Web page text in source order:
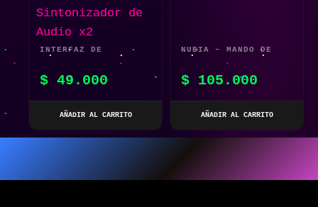
INTERFAZ DE
CONVERTIDOR PARA
$ 49.000
AÑADIR AL CARRITO
NUBIA – MANDO DE
REDMAGIC 6S 6PRO 5G
$ 105.000
AÑADIR AL CARRITO